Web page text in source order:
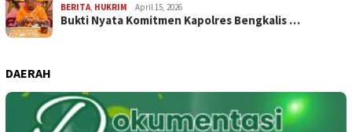
BERITA HUKRIM April 15, 2026
Bukti Nyata Komitmen Kapolres Bengkalis …
DAERAH